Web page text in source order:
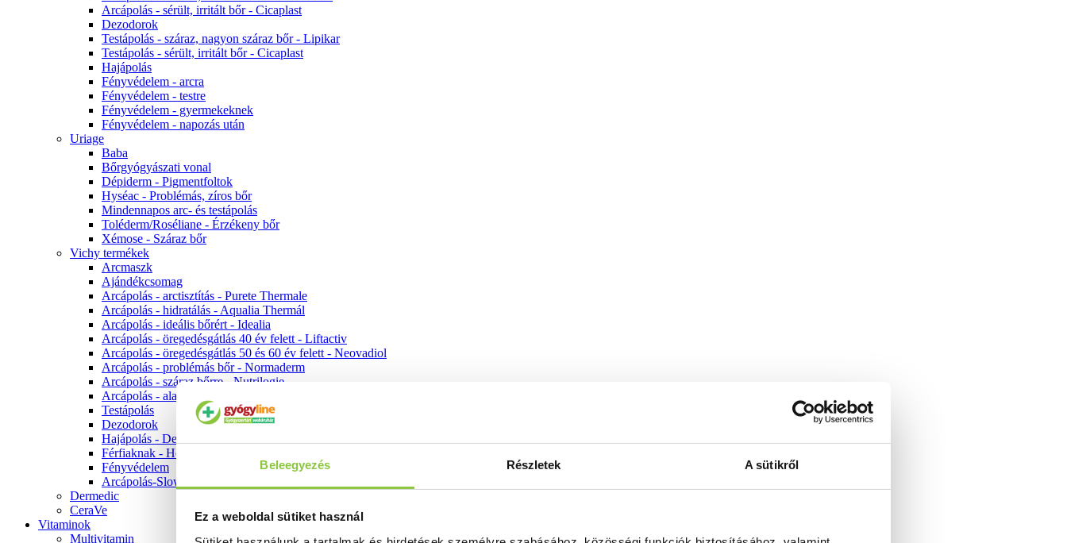
Beleegyezés Részletek A sütikről
Ez a weboldal sütiket használ
Arcápolás - sérült, irritált bőr - Cicaplast
Dezodorok
Testápolás - száraz, nagyon száraz bőr - Lipikar
Testápolás - sérült, irritált bőr - Cicaplast
Hajápolás
Fényvédelem - arcra
Fényvédelem - testre
Fényvédelem - gyermekeknek
Fényvédelem - napozás után
Uriage
Baba
Bőrgyógyászati vonal
Dépiderm - Pigmentfoltok
Hyséac - Problémás, zíros bőr
Mindennapos arc- és testápolás
Toléderm/Roséliane - Érzékeny bőr
Xémose - Száraz bőr
Vichy termékek
Arcmaszk
Ajándékcsomag
Arcápolás - arctisztítás - Purete Thermale
Arcápolás - hidratálás - Aqualia Thermál
Arcápolás - ideális bőrért - Idealia
Arcápolás - öregedésgátlás 40 év felett - Liftactiv
Arcápolás - öregedésgátlás 50 és 60 év felett - Neovadiol
Arcápolás - problémás bőr - Normaderm
Arcápolás - száraz bőrre - Nutrilogie
Arcápolás - alapozók
Testápolás
Dezodorok
Hajápolás - Dercos
Férfiaknak - Homme
Fényvédelem
Arcápolás-Slow Age
Dermedic
CeraVe
Vitaminok
Multivitamin